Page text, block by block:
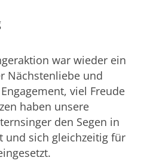
war wieder ein
Nächstenliebe und
viel Freude
haben unsere
den Segen in
und sich gleichzeitig für